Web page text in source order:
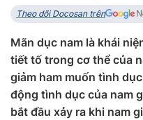
Theo dõi Docosan trên
Mãn dục nam là khái
tiết tố trong cơ thể của
giảm ham muốn tình
động tình dục của nam
bắt đầu xảy ra khi nam